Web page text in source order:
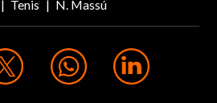
Tenis N. Massú